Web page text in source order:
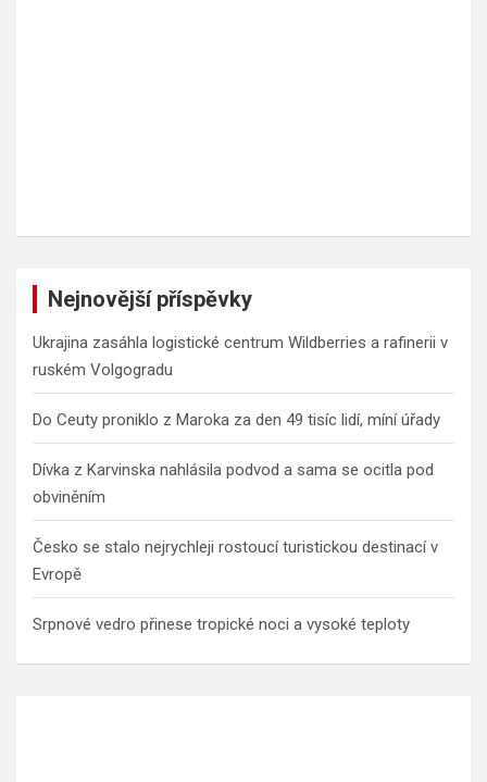
Nejnovější příspěvky
Ukrajina zasáhla logistické centrum Wildberries a rafinerii v
ruském Volgogradu
Do Ceuty proniklo z Maroka za den 49 tisíc lidí, míní úřady
Dívka z Karvinska nahlásila podvod a sama se ocitla pod
obviněním
Česko se stalo nejrychleji rostoucí turistickou destinací v
Evropě
Srpnové vedro přinese tropické noci a vysoké teploty